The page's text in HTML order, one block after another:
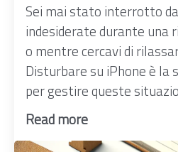
Sei mai stato interrotto
indesiderate durante una
o mentre cercavi di
Disturbare su iPhone è
per gestire queste
Read more